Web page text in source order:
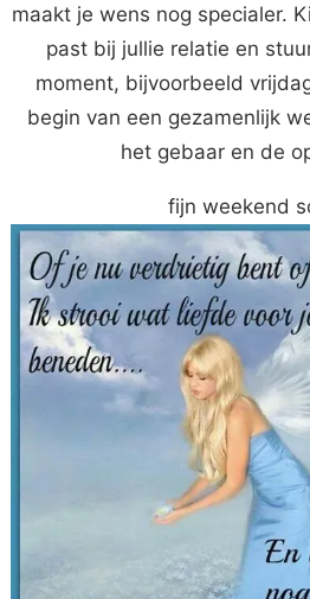
maakt je wens nog specialer.
past bij jullie relatie en
moment, bijvoorbeeld
begin van een gezamenlijk
het gebaar en de
fijn weekend